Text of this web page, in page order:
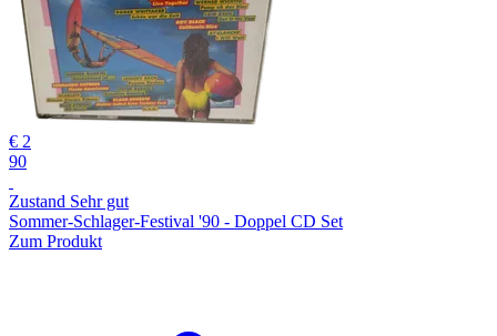
€ 2
90
Zustand Sehr gut
Sommer-Schlager-Festival '90 - Doppel CD Set
Zum Produkt